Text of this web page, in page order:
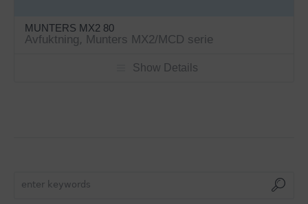
MUNTERS MX2 80
Avfuktning, Munters MX2/MCD serie
Show Details